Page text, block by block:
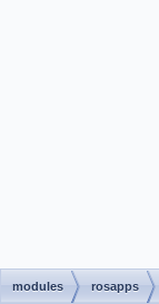
modules rosapps